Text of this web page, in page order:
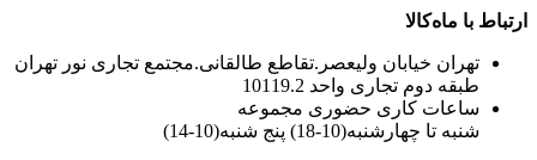
ارتباط با ماه‌کالا
تهران خیابان ولیعصر.تقاطع طالقانی.مجتمع تجاری نور تهران
طبقه دوم تجاری واحد 10119.2
ساعات کاری حضوری مجموعه
شنبه تا چهارشنبه(10-18) پنج شنبه(10-14)